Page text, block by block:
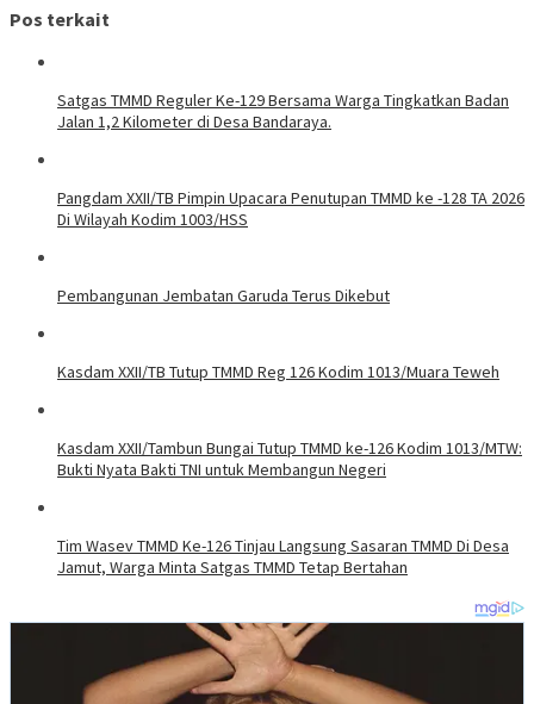
Pos terkait
Satgas TMMD Reguler Ke-129 Bersama Warga Tingkatkan Badan
Jalan 1,2 Kilometer di Desa Bandaraya.
Pangdam XXII/TB Pimpin Upacara Penutupan TMMD ke -128 TA 2026
Di Wilayah Kodim 1003/HSS
Pembangunan Jembatan Garuda Terus Dikebut
Kasdam XXII/TB Tutup TMMD Reg 126 Kodim 1013/Muara Teweh
Kasdam XXII/Tambun Bungai Tutup TMMD ke-126 Kodim 1013/MTW:
Bukti Nyata Bakti TNI untuk Membangun Negeri
Tim Wasev TMMD Ke-126 Tinjau Langsung Sasaran TMMD Di Desa
Jamut, Warga Minta Satgas TMMD Tetap Bertahan